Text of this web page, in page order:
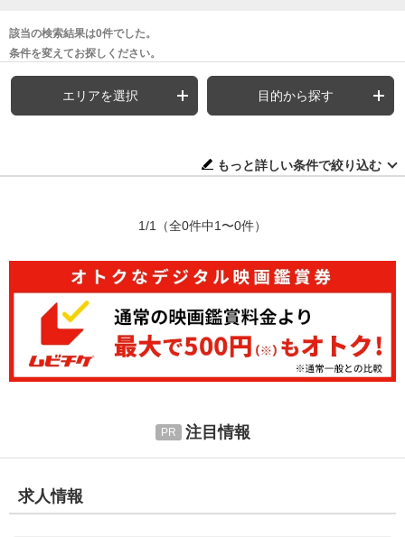
該当の検索結果は0件でした。
条件を変えてお探しください。
エリアを選択 目的から探す
もっと詳しい条件で絞り込む
1/1 （全0件中1〜0件）
注目情報
求人情報